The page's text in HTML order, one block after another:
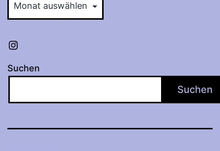
Instagram
Suchen
Suchen